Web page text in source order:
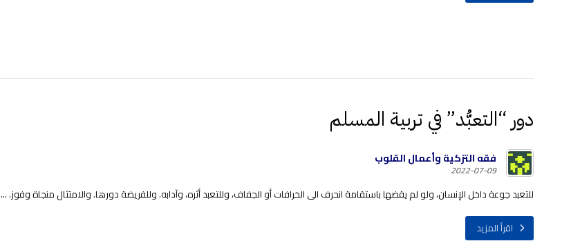
دور “التعبُّد” في تربية المسلم
فقه التزكية وأعمال القلوب
2022-07-09
للتعبد جوعة داخل الإنسان، ولو لم يقضها باستقامة انحرف الى الخرافات أو الجفاف، وللتعبد أثره، وآدابه. وللفريضة دورها. والامتثال منجاة وفوز. ...
اقرأ المزيد